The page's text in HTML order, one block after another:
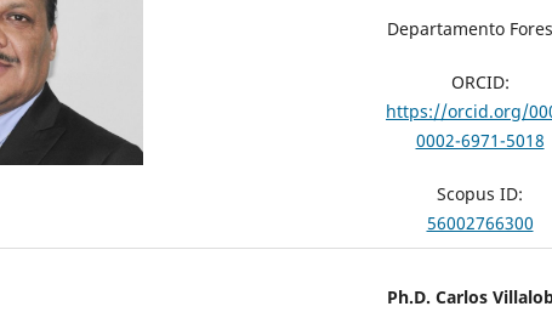
Departamento
ORCID:
https://orcid.org/
0002-6971-5018
Scopus ID:
56002766300
Ph.D. Carlos